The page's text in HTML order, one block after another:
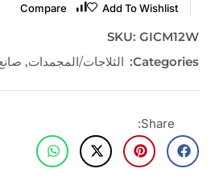
Add To Wishlist
Compare
SKU: GICM12W
Categories:
الثلاجات/المجمدات,
Share: